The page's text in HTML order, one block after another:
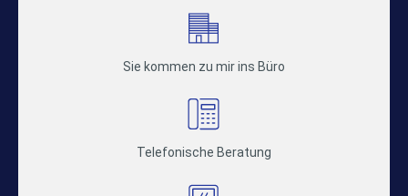
Sie kommen zu mir ins Büro
Telefonische Beratung